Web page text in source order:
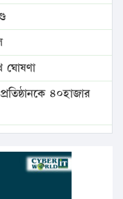
৪০হাজার
প্রস্তাব পিডিবির
প্রধানমন্ত্রী